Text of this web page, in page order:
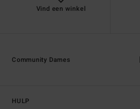
Vind een winkel
HULP
Community Dames